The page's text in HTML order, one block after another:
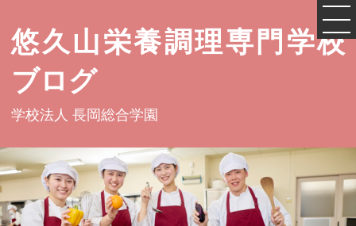
悠久山栄養調理専門学校
ブログ
学校法人 長岡総合学園